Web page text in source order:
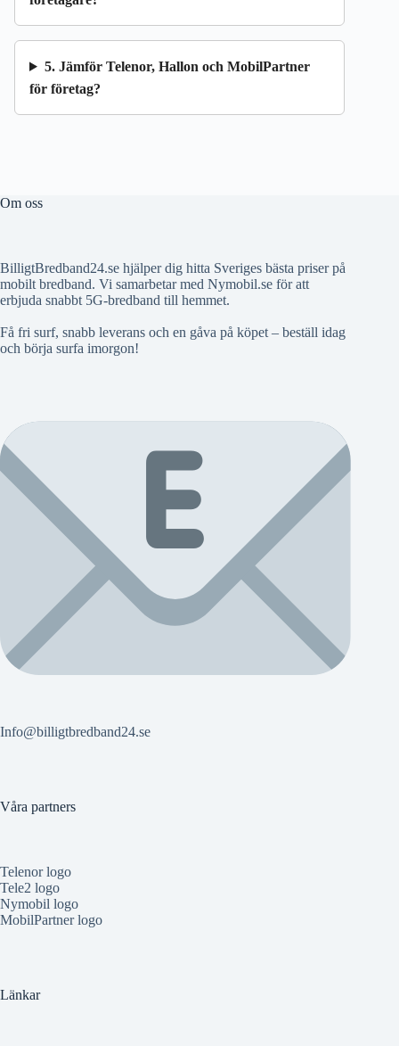
5. Jämför Telenor, Hallon och MobilPartner
för företag?
Om oss
BilligtBredband24.se hjälper dig hitta Sveriges bästa priser på
mobilt bredband. Vi samarbetar med Nymobil.se för att
erbjuda snabbt 5G-bredband till hemmet.
Få fri surf, snabb leverans och en gåva på köpet – beställ idag
och börja surfa imorgon!
Info@billigtbredband24.se
Våra partners
Telenor logo
Tele2 logo
Nymobil logo
MobilPartner logo
Länkar